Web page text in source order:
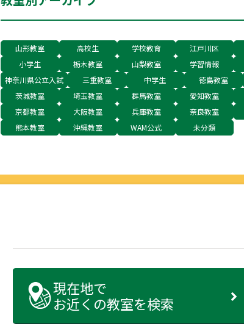
山形教室 高校生 学校教育 江戸川区
小学生
栃木教室 山梨教室 学習情報
神奈川県公立入試
三重教室 中学生 徳島教室
茨城教室
埼玉教室 群馬教室 愛知教室
京都教室
大阪教室 兵庫教室 奈良教室
熊本教室
沖縄教室 WAM公式 未分類
現在地で
お近くの教室を検索